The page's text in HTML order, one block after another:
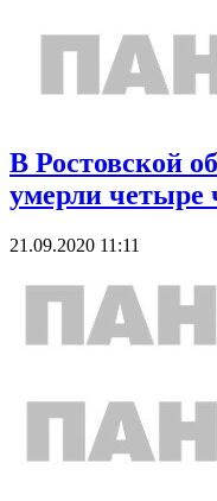
В Ростовской
умерли четыре
21.09.2020 11:11